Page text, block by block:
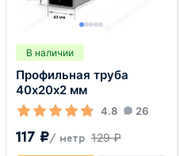
В наличии
Профильная труба
40х20х2 мм
4.8 26
117 ₽/ метр 129 ₽